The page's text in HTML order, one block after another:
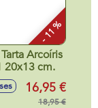
- 11 %
Arcoíris
20x13 cm.
16,95 €
18,95 €